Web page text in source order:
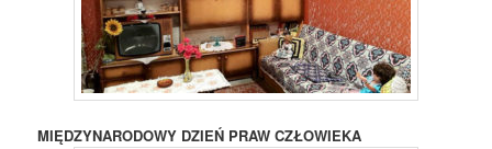
MIĘDZYNARODOWY DZIEŃ PRAW CZŁOWIEKA